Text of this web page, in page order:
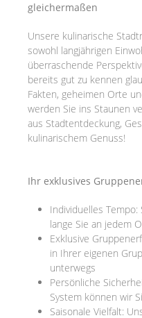
gleichermaßen
Unsere kulinarische
sowohl langjährigen
überraschende
bereits gut zu kennen
Fakten, geheimen Orte
werden Sie ins Staunen
aus Stadtentdeckung,
kulinarischem Genuss!
Ihr exklusives
Individuelles
lange Sie an jedem
Exklusive
in Ihrer eigenen
unterwegs
Persönliche
System können wir
Saisonale Vielfalt: